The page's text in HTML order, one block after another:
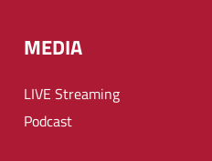
MEDIA
LIVE Streaming
Podcast